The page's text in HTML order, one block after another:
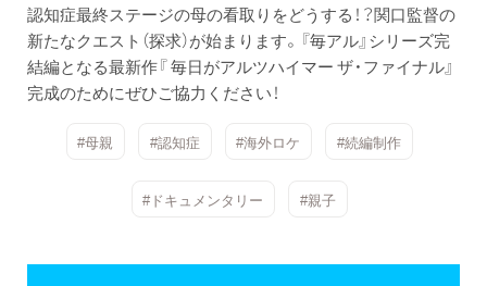
認知症最終ステージの母の看取りをどうする！？関口監督の
新たなクエスト（探求）が始まります。『毎アル』シリーズ完
結編となる最新作『 毎日がアルツハイマー ザ・ファイナル』
完成のためにぜひご協力ください！
#母親 #認知症 #海外ロケ #続編制作
#ドキュメンタリー #親子